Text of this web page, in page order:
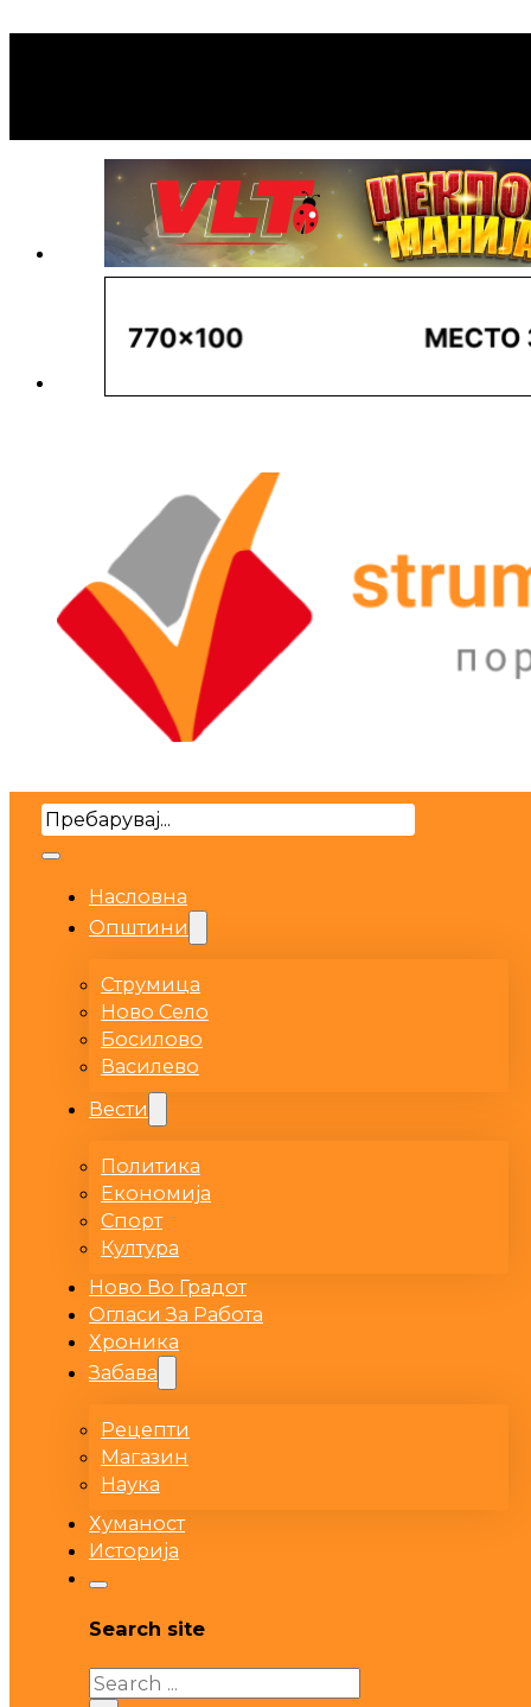
Search
Насловна
Општини
Струмица
Ново Село
Босилово
Василево
Вести
Политика
Економија
Спорт
Култура
Ново Во Градот
Огласи За Работа
Хроника
Забава
Рецепти
Магазин
Наука
Хуманост
Историја
Search site
Search